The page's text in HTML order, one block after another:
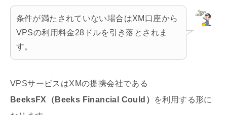
条件が満たされていない場合はXM口座から
VPSの利用料金28ドルを引き落とされま
す。
VPSサービスはXMの提携会社である
BeeksFX（Beeks Financial Could）
を利用する形に